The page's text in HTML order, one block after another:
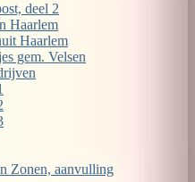
deel 2
Haarlem
Haarlem
gem. Velsen
Zonen, aanvulling